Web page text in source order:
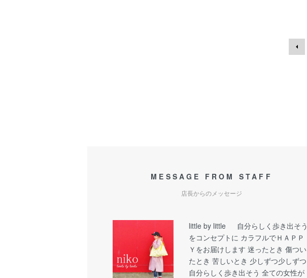
MESSAGE FROM STAFF
店長からのメッセージ
little by little 自分らしく歩き出そう
をコンセプトに カラフルでＨＡＰＰ
Ｙをお届けします 迷ったとき 傷つい
たとき 苦しいとき 少しずつ少しずつ
自分らしく歩き出そう 全ての女性が